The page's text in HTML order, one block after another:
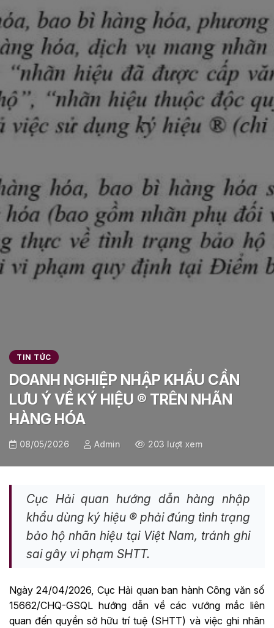
TIN TỨC
DOANH NGHIỆP NHẬP KHẨU CẦN
LƯU Ý VỀ KÝ HIỆU ® TRÊN NHÃN
HÀNG HÓA
08/05/2026 Admin 203 lượt xem
Cục Hải quan hướng dẫn hàng nhập
khẩu dùng ký hiệu ® phải đúng tình trạng
bảo hộ nhãn hiệu tại Việt Nam, tránh ghi
sai gây vi phạm SHTT.
Ngày 24/04/2026, Cục Hải quan ban hành Công văn số
15662/CHQ-GSQL hướng dẫn về các vướng mắc liên
quan đến quyền sở hữu trí tuệ (SHTT) và việc ghi nhãn